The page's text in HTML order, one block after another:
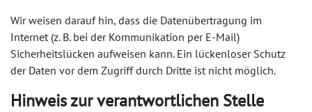
Wir weisen darauf hin, dass die Datenübertragung im
Internet (z. B. bei der Kommunikation per E-Mail)
Sicherheitslücken aufweisen kann. Ein lückenloser Schutz
der Daten vor dem Zugriff durch Dritte ist nicht möglich.
Hinweis zur verantwortlichen Stelle